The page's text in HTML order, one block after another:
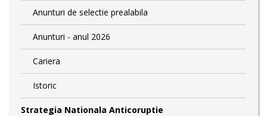
Anunturi de selectie prealabila
Anunturi - anul 2026
Cariera
Istoric
Strategia Nationala Anticoruptie